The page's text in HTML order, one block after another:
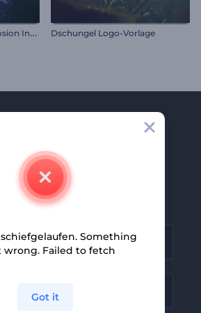
S
trahlende Partikelexplosion Intro Dschungel Logo-Vorlage
anmelden
Ersten, die unsere
und Angebote
Something
wrong. Failed to fetch
Got it